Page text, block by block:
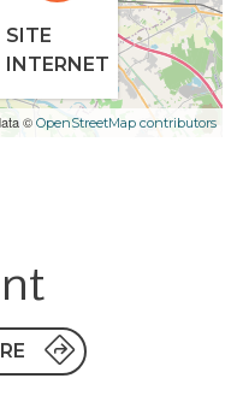
© OpenStreetMap contributors
SITE
INTERNET